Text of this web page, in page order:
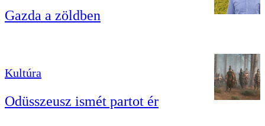
Gazda a zöldben
Kultúra
Odüsszeusz ismét partot ér